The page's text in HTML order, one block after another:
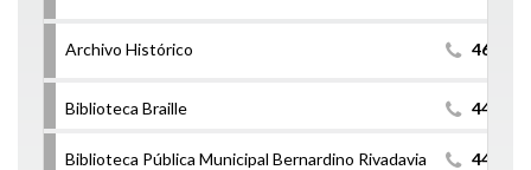
Archivo Histórico
Biblioteca Braille
Biblioteca Pública Municipal Bernardino Rivadavia